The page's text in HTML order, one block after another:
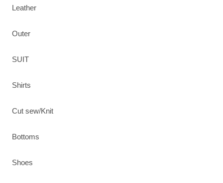
Leather
Outer
SUIT
Shirts
Cut sew/Knit
Bottoms
Shoes